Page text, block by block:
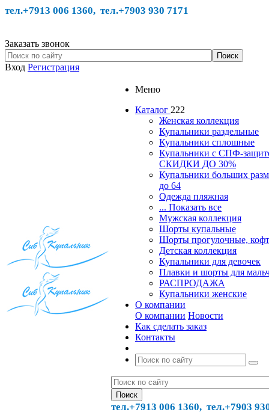
тел.+7913 006 1360, тел.+7903 930 7171
Заказать звонок
Вход Регистрация
Меню
Каталог 222
Женская коллекция
Купальники раздельные
Купальники сплошные
Купальники с СПФ-
СКИДКИ ДО 30%
Купальники больших
до 64
Одежда пляжная
... Показать все
Мужская коллекция
Шорты купальные
Шорты прогулочные,
Детская коллекция
Купальники для девочек
Плавки и шорты для
РАСПРОДАЖА
Купальники женские
О компании
О компании Новости
Как сделать заказ
Контакты
тел.+7913 006 1360, тел.+7903